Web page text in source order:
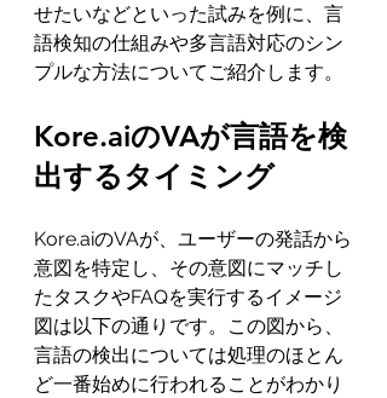
せたいなどといった試みを例に、言
語検知の仕組みや多言語対応のシン
プルな方法についてご紹介します。
Kore.aiのVAが言語を検
出するタイミング
Kore.aiのVAが、ユーザーの発話から
意図を特定し、その意図にマッチし
たタスクやFAQを実行するイメージ
図は以下の通りです。この図から、
言語の検出については処理のほとん
ど一番始めに行われることがわかり